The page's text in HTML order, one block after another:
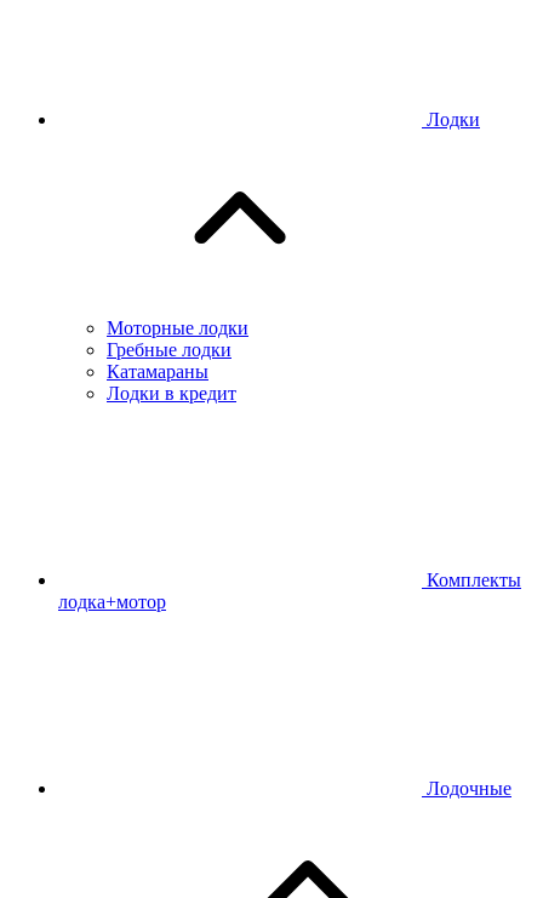
Лодки
Моторные лодки
Гребные лодки
Катамараны
Лодки в кредит
Комплекты
лодка+мотор
Лодочные